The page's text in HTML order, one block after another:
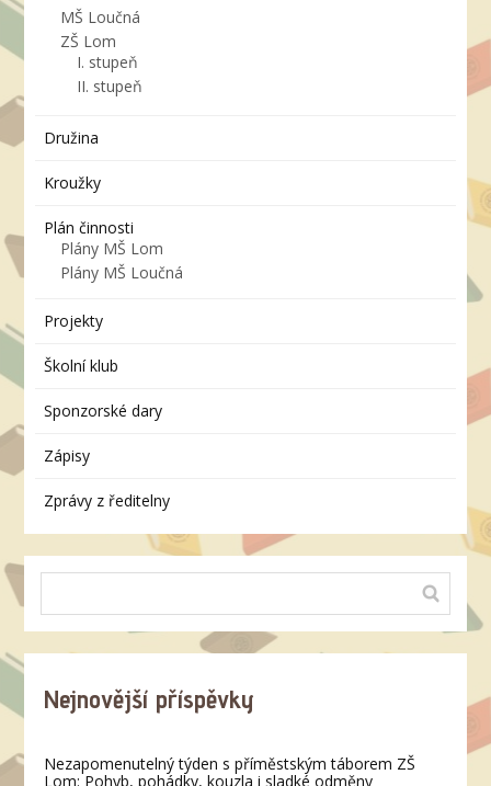
MŠ Loučná
ZŠ Lom
I. stupeň
II. stupeň
Družina
Kroužky
Plán činnosti
Plány MŠ Lom
Plány MŠ Loučná
Projekty
Školní klub
Sponzorské dary
Zápisy
Zprávy z ředitelny
Nejnovější příspěvky
Nezapomenutelný týden s příměstským táborem ZŠ
Lom: Pohyb, pohádky, kouzla i sladké odměny